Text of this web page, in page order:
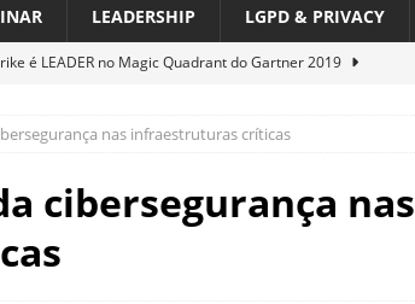
LEADERSHIP LGPD & PRIVACY
é LEADER no Magic Quadrant do Gartner 2019
é a segunda região mais exposta a ciberameaças
desafio de segurança e governança nas redes corporativas
nas infraestruturas críticas
cibersegurança nas